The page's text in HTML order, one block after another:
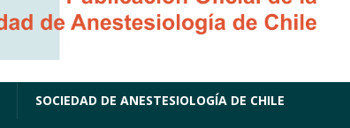
SOCIEDAD DE ANESTESIOLOGÍA DE CHILE